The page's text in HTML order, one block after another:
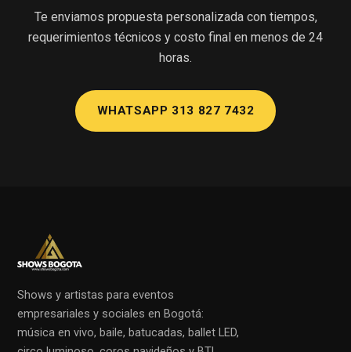
Te enviamos propuesta personalizada con tiempos,
requerimientos técnicos y costo final en menos de 24
horas.
WHATSAPP 313 827 7432
Shows y artistas para eventos
empresariales y sociales en Bogotá:
música en vivo, baile, batucadas, ballet LED,